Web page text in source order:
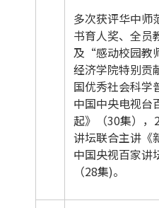
多次获评华中师
书育人奖、全员
及“感动校园教
经济学院特别
国优秀社会科
中国中央电视台
起》（30集），
讲坛联合主讲《
中国央视百家讲
（28集)。